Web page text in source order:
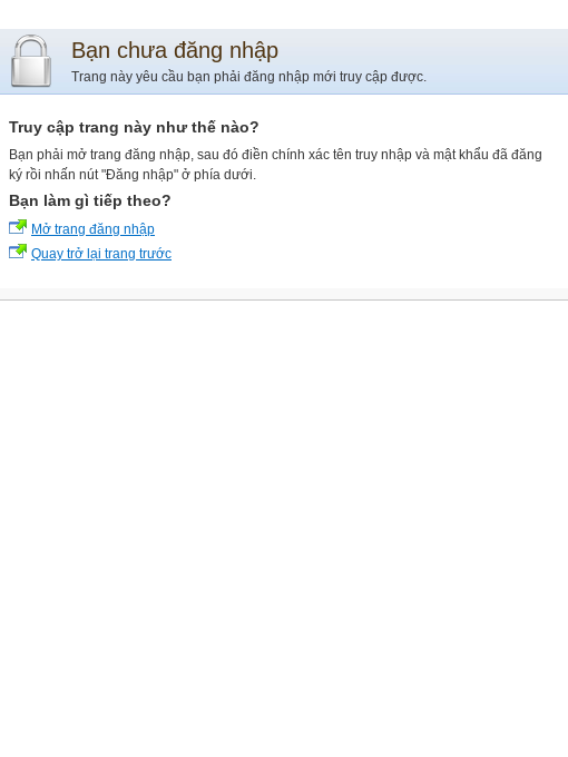
Bạn chưa đăng nhập
Trang này yêu cầu bạn phải đăng nhập mới truy cập được.
Truy cập trang này như thế nào?
Bạn phải mở trang đăng nhập, sau đó điền chính xác tên truy nhập và mật khẩu đã đăng
ký rồi nhấn nút "Đăng nhập" ở phía dưới.
Bạn làm gì tiếp theo?
Mở trang đăng nhập
Quay trở lại trang trước